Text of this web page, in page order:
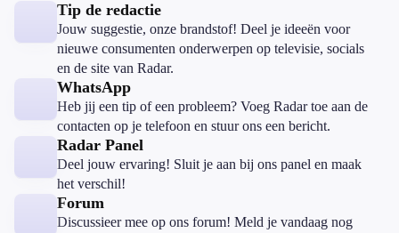
Tip de redactie
Jouw suggestie, onze brandstof! Deel je ideeën voor
nieuwe consumenten onderwerpen op televisie, socials
en de site van Radar.
WhatsApp
Heb jij een tip of een probleem? Voeg Radar toe aan de
contacten op je telefoon en stuur ons een bericht.
Radar Panel
Deel jouw ervaring! Sluit je aan bij ons panel en maak
het verschil!
Forum
Discussieer mee op ons forum! Meld je vandaag nog